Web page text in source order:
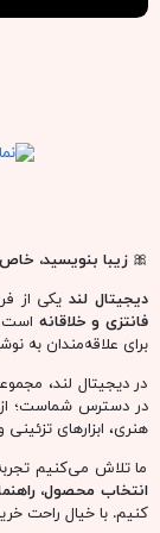
🎀زیبا بنویسید،
دیجیتال لند یکی از
فانتزی و خلاقانه است
برای علاقه‌مندان به
در دیجیتال لند،
در دسترس شماست؛ از
هنری، ابزارهای تزئینی
ما تلاش می‌کنیم
انتخاب محصول،
کنیم. با خیال راحت